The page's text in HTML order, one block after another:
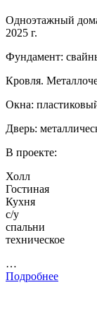
Одноэтажный
2025 г.
Фундамент:
Кровля.
Окна:
Дверь:
В проекте:
Холл
Гостиная
Кухня
с/у
спальни
техническое
…
Подробнее